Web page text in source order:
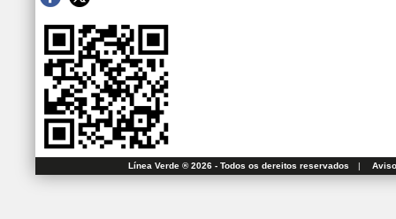
Línea Verde ® 2026 - Todos os dereitos reservados |